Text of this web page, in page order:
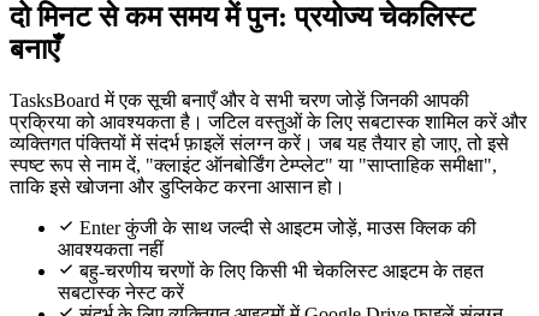
दो मिनट से कम समय में पुन: प्रयोज्य चेकलिस्ट
बनाएँ
TasksBoard में एक सूची बनाएँ और वे सभी चरण जोड़ें जिनकी आपकी
प्रक्रिया को आवश्यकता है। जटिल वस्तुओं के लिए सबटास्क शामिल करें और
व्यक्तिगत पंक्तियों में संदर्भ फ़ाइलें संलग्न करें। जब यह तैयार हो जाए, तो इसे
स्पष्ट रूप से नाम दें, "क्लाइंट ऑनबोर्डिंग टेम्प्लेट" या "साप्ताहिक समीक्षा",
ताकि इसे खोजना और डुप्लिकेट करना आसान हो।
Enter कुंजी के साथ जल्दी से आइटम जोड़ें, माउस क्लिक की
आवश्यकता नहीं
बहु-चरणीय चरणों के लिए किसी भी चेकलिस्ट आइटम के तहत
सबटास्क नेस्ट करें